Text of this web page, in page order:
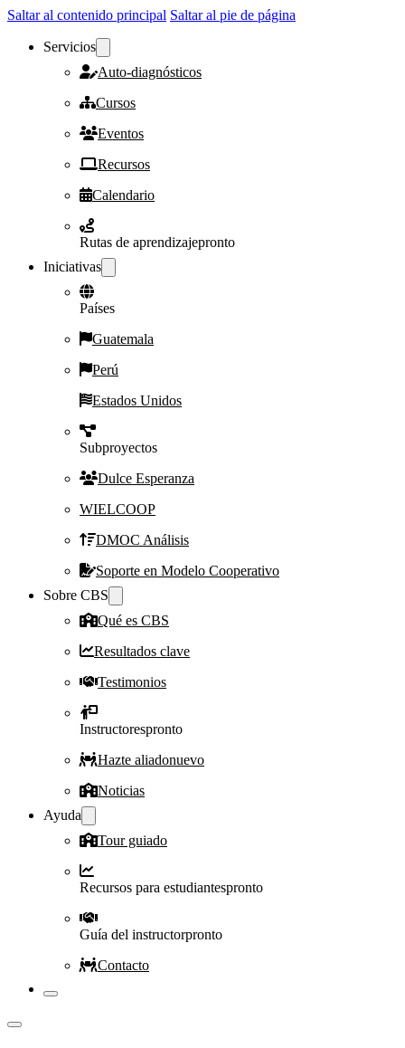
Saltar al contenido principal Saltar al pie de página
Servicios
Auto-diagnósticos
Cursos
Eventos
Recursos
Calendario
Rutas de aprendizajepronto
Iniciativas
Países
Guatemala
Perú
Estados Unidos
Subproyectos
Dulce Esperanza
WIELCOOP
DMOC Análisis
Soporte en Modelo Cooperativo
Sobre CBS
Qué es CBS
Resultados clave
Testimonios
Instructorespronto
Hazte aliadonuevo
Noticias
Ayuda
Tour guiado
Recursos para estudiantespronto
Guía del instructorpronto
Contacto